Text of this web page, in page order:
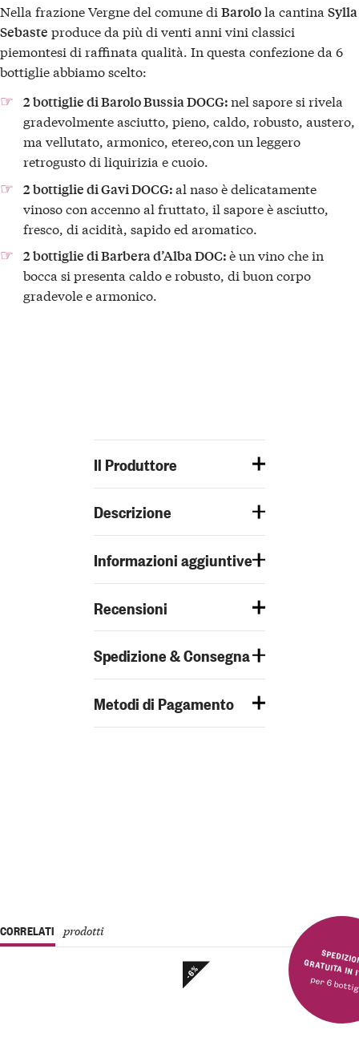
Nella frazione Vergne del comune di Barolola cantina Sylla
Sebaste produce da più di venti anni vini classici
piemontesi di raffinata qualità. In questa confezione da 6
bottiglie abbiamo scelto:
2 bottiglie di Barolo Bussia DOCG:nel sapore si rivela
gradevolmente asciutto, pieno, caldo, robusto, austero,
ma vellutato, armonico, etereo,con un leggero
retrogusto di liquirizia e cuoio.
2 bottiglie di Gavi DOCG:al naso è delicatamente
vinoso con accenno al fruttato, il sapore è asciutto,
fresco, di acidità, sapido ed aromatico.
2 bottiglie di Barbera d’Alba DOC:è un vino che in
bocca si presenta caldo e robusto, di buon corpo
gradevole e armonico.
Il Produttore
Descrizione
Informazioni aggiuntive
Recensioni
Spedizione & Consegna
Metodi di Pagamento
SPEDIZIONE
per 6
CORRELATI prodotti
-6%